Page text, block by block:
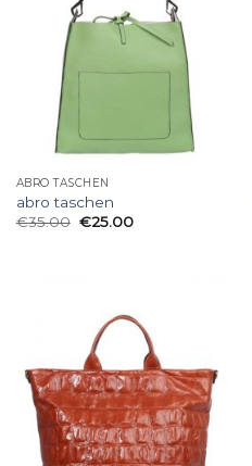
ABRO TASCHEN
abro taschen
€35.00 €25.00